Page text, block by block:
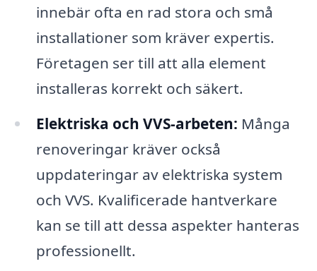
innebär ofta en rad stora och små
installationer som kräver expertis.
Företagen ser till att alla element
installeras korrekt och säkert.
Elektriska och VVS-arbeten: Många
renoveringar kräver också
uppdateringar av elektriska system
och VVS. Kvalificerade hantverkare
kan se till att dessa aspekter hanteras
professionellt.